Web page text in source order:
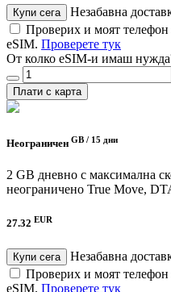
Купи сега
Незабавна
Проверих и моят телефон
eSIM. Проверете тук
От колко eSIM-и имаш
Плати с карта
Неограничен GB / 15 дни
2 GB дневно с максимална
неограничено True Move,
27.32 EUR
Купи сега
Незабавна
Проверих и моят телефон
eSIM. Проверете тук